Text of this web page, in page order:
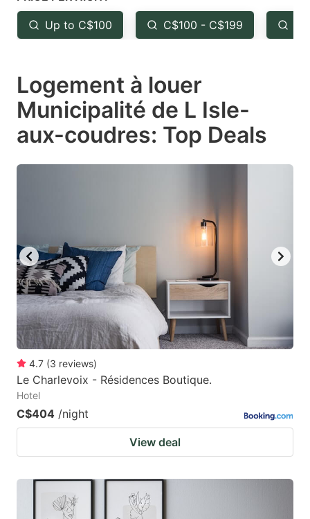
the
question
key
to
get
the
keyboard
dates.
the
question
key
get
the
keyboard
for
changing
dates.
Up to C$100 C$100 - C$199
Logement à louer
Municipalité de L Isle-
aux-coudres: Top Deals
4.7 (3 reviews)
Le Charlevoix - Résidences Boutique.
Hotel
C$404 /night
View deal